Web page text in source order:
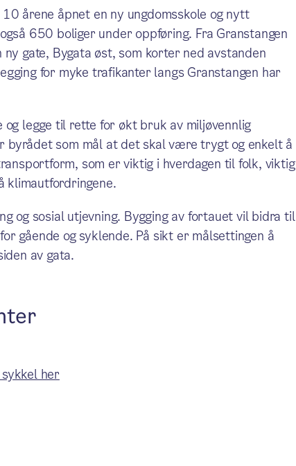
årene åpnet en ny ungdomsskole og nytt
650 boliger under oppføring. Fra Granstangen
gate, Bygata øst, som korter ned avstanden
for myke trafikanter langs Granstangen har
legge til rette for økt bruk av miljøvennlig
byrådet som mål at det skal være trygt og enkelt å
som er viktig i hverdagen til folk, viktig
klimautfordringene.
og sosial utjevning. Bygging av fortauet vil bidra til
gående og syklende. På sikt er målsettingen å
av gata.
her